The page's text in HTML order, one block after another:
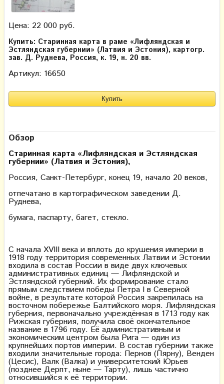
Цена: 22 000 руб.
Купить: Старинная карта в раме «Лифляндская и
Эстляндская губернии» (Латвия и Эстония), картогр.
зав. Д. Руднева, Россия, к. 19, н. 20 вв.
Артикул: 16650
Обзор
Старинная карта «Лифляндская и Эстляндская
губернии» (Латвия и Эстония),
Россия, Санкт-Петербург, конец 19, начало 20 веков,
отпечатано в картографическом заведении Д.
Руднева,
бумага, паспарту, багет, стекло.
С начала XVIII века и вплоть до крушения империи в
1918 году территория современных Латвии и Эстонии
входила в состав России в виде двух ключевых
административных единиц — Лифляндской и
Эстляндской губерний. Их формирование стало
прямым следствием победы Петра I в Северной
войне, в результате которой Россия закрепилась на
восточном побережье Балтийского моря. Лифляндская
губерния, первоначально учреждённая в 1713 году как
Рижская губерния, получила своё окончательное
название в 1796 году. Её административным и
экономическим центром была Рига — один из
крупнейших портов империи. В состав губернии также
входили значительные города: Пернов (Пярну), Венден
(Цесис), Валк (Валка) и университетский Юрьев
(позднее Дерпт, ныне — Тарту), лишь частично
относившийся к её территории.